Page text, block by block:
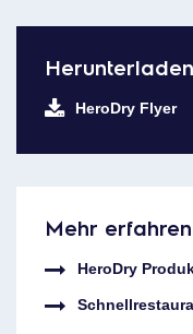
Herunterladen
HeroDry Flyer
Mehr erfahren
HeroDry